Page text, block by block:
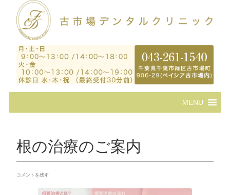
ツ
へ
ス
プ
MENU
根の治療のご案内
コメントを残す